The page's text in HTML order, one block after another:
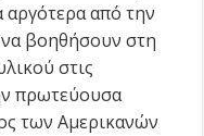
από την
να βοηθήσουν στη
στις
πρωτεύουσα
των Αμερικανών